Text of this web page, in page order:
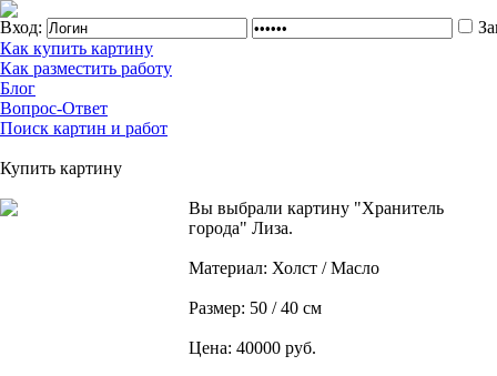
Вход:
Как купить картину
Как разместить работу
Блог
Вопрос-Ответ
Поиск картин и работ
Купить картину
Вы выбрали картину "Хранитель
города" Лиза.
Материал: Холст / Масло
Размер: 50 / 40 см
Цена: 40000 руб.